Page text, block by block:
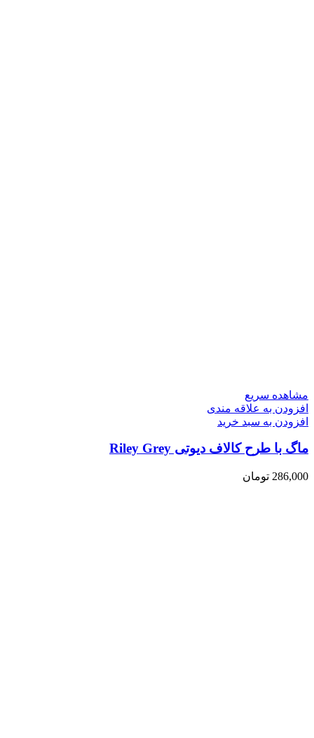
مشاهده سریع
افزودن به علاقه مندی
افزودن به سبد خرید
ماگ با طرح کالاف دیوتی Riley Grey
286,000 تومان